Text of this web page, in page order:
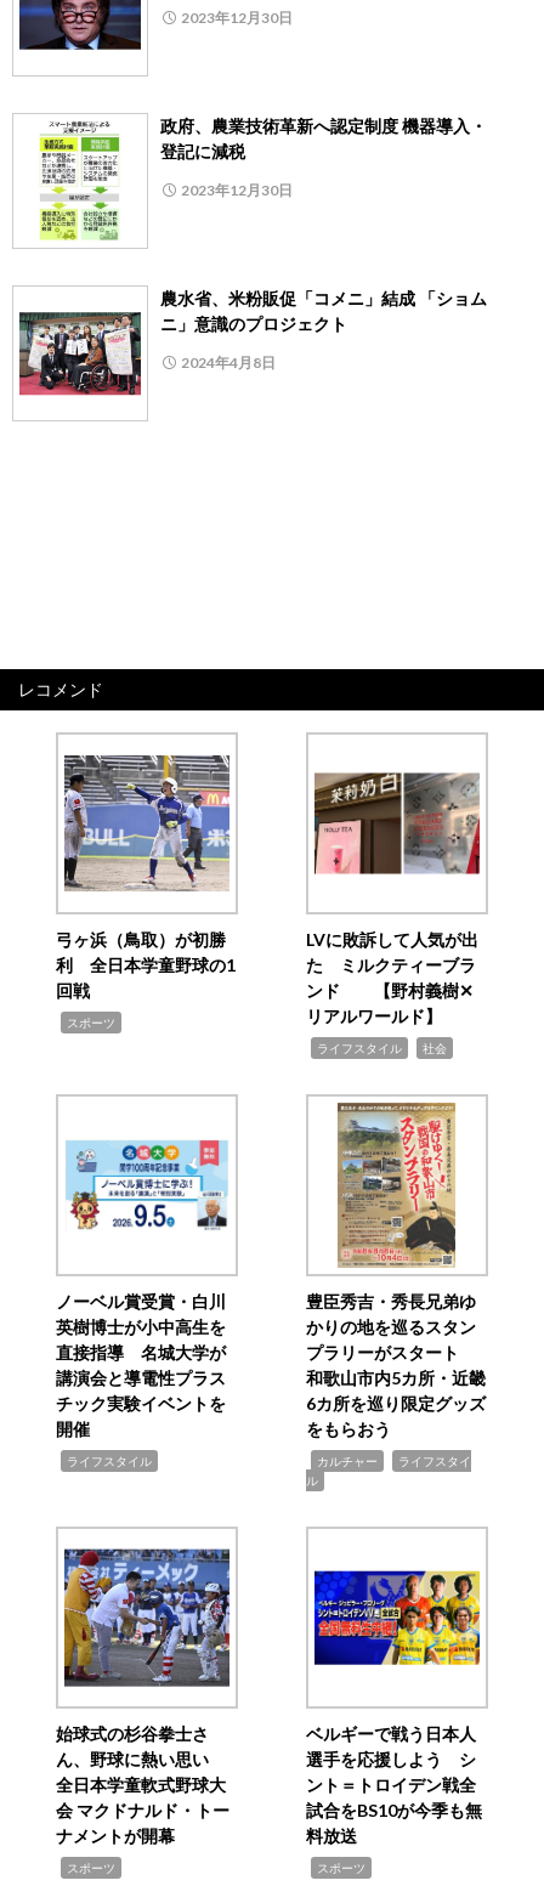
2023年12月30日
政府、農業技術革新へ認定制度 機器導入・
登記に減税
2023年12月30日
農水省、米粉販促「コメニ」結成 「ショム
ニ」意識のプロジェクト
2024年4月8日
レコメンド
弓ヶ浜（鳥取）が初勝
利 全日本学童野球の1
回戦
スポーツ
LVに敗訴して人気が出
た ミルクティーブラ
ンド 【野村義樹✕
リアルワールド】
ライフスタイル 社会
ノーベル賞受賞・白川
英樹博士が小中高生を
直接指導 名城大学が
講演会と導電性プラス
チック実験イベントを
開催
ライフスタイル
豊臣秀吉・秀長兄弟ゆ
かりの地を巡るスタン
プラリーがスタート
和歌山市内5カ所・近畿
6カ所を巡り限定グッズ
をもらおう
カルチャー
ライフスタイ
ル
始球式の杉谷拳士さ
ん、野球に熱い思い
全日本学童軟式野球大
会 マクドナルド・トー
ナメントが開幕
スポーツ
ベルギーで戦う日本人
選手を応援しよう シ
ント＝トロイデン戦全
試合をBS10が今季も無
料放送
スポーツ